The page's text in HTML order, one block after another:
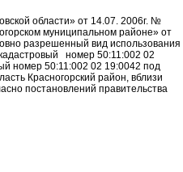
области» от 14.07. 2006г. №
муниципальном районе» от
разрешенный вид использования
номер 50:11:002 02
номер 50:11:002 02 19:0042 под
Красногорский район, вблизи
постановлений правительства